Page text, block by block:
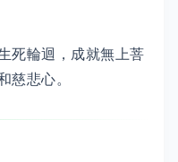
死輪迴，成就無上菩
慈悲心。